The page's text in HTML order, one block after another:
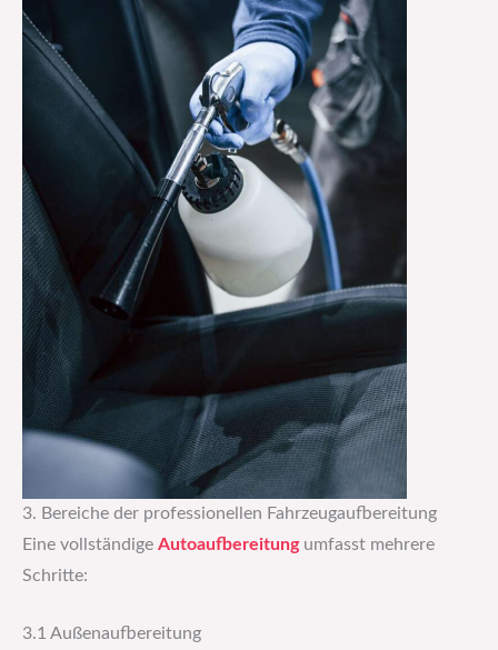
3. Bereiche der professionellen Fahrzeugaufbereitung
Eine vollständige Autoaufbereitungumfasst mehrere
Schritte:
3.1 Außenaufbereitung